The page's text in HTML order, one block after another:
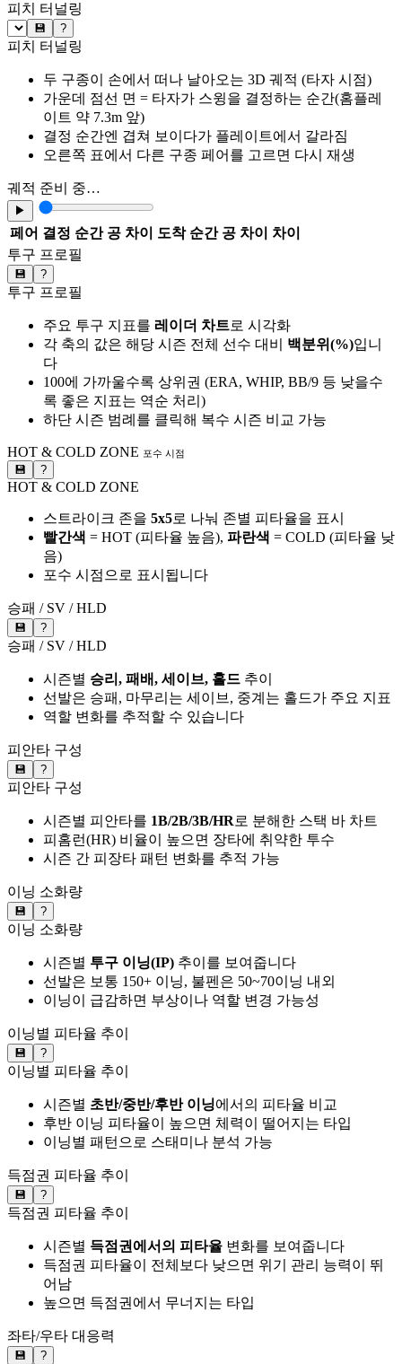
피치 터널링
💾 ?
피치 터널링
두 구종이 손에서 떠나 날아오는 3D 궤적 (타자 시점)
가운데 점선 면 = 타자가 스윙을 결정하는 순간(홈플레
이트 약 7.3m 앞)
결정 순간엔 겹쳐 보이다가 플레이트에서 갈라짐
오른쪽 표에서 다른 구종 페어를 고르면 다시 재생
궤적 준비 중…
▶
페어 결정 순간 공 차이 도착 순간 공 차이
차이
투구 프로필
💾 ?
투구 프로필
주요 투구 지표를 레이더 차트로 시각화
각 축의 값은 해당 시즌 전체 선수 대비 백분위(%)입니
다
100에 가까울수록 상위권 (ERA, WHIP, BB/9 등 낮을수
록 좋은 지표는 역순 처리)
하단 시즌 범례를 클릭해 복수 시즌 비교 가능
HOT & COLD ZONE 포수 시점
💾 ?
HOT & COLD ZONE
스트라이크 존을 5x5로 나눠 존별 피타율을 표시
빨간색 = HOT (피타율 높음), 파란색 = COLD (피타율 낮
음)
포수 시점으로 표시됩니다
승패 / SV / HLD
💾 ?
승패 / SV / HLD
시즌별 승리, 패배, 세이브, 홀드 추이
선발은 승패, 마무리는 세이브, 중계는 홀드가 주요 지표
역할 변화를 추적할 수 있습니다
피안타 구성
💾 ?
피안타 구성
시즌별 피안타를 1B/2B/3B/HR로 분해한 스택 바 차트
피홈런(HR) 비율이 높으면 장타에 취약한 투수
시즌 간 피장타 패턴 변화를 추적 가능
이닝 소화량
💾 ?
이닝 소화량
시즌별 투구 이닝(IP) 추이를 보여줍니다
선발은 보통 150+ 이닝, 불펜은 50~70이닝 내외
이닝이 급감하면 부상이나 역할 변경 가능성
이닝별 피타율 추이
💾 ?
이닝별 피타율 추이
시즌별 초반/중반/후반 이닝에서의 피타율 비교
후반 이닝 피타율이 높으면 체력이 떨어지는 타입
이닝별 패턴으로 스태미나 분석 가능
득점권 피타율 추이
💾 ?
득점권 피타율 추이
시즌별 득점권에서의 피타율 변화를 보여줍니다
득점권 피타율이 전체보다 낮으면 위기 관리 능력이 뛰
어남
높으면 득점권에서 무너지는 타입
좌타/우타 대응력
💾 ?